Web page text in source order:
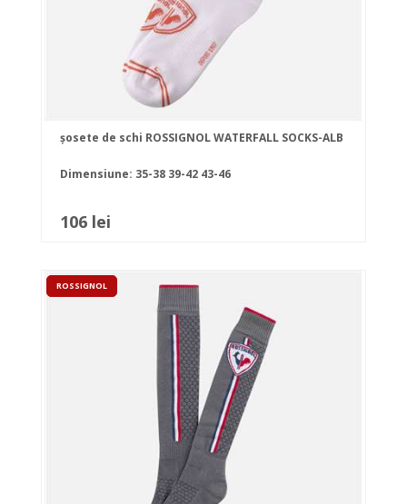
șosete de schi ROSSIGNOL WATERFALL SOCKS-ALB
Dimensiune: 35-38 39-42 43-46
106 lei
ROSSIGNOL